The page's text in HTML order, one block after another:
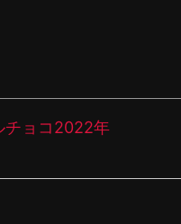
チョコ2022年